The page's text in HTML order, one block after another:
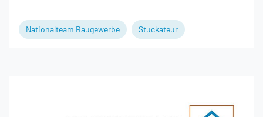
Nationalteam Baugewerbe Stuckateur